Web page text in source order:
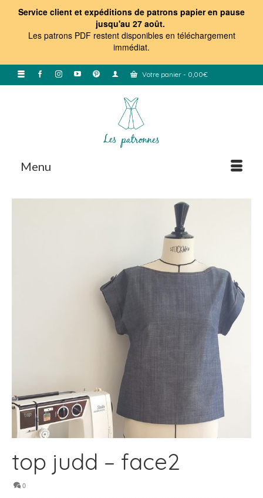
Service client et expéditions de patrons papier en pause
jusqu'au 27 août.
Les patrons PDF restent disponibles en téléchargement
immédiat.
Votre panier - 0,00€
Menu
top judd – face2
0